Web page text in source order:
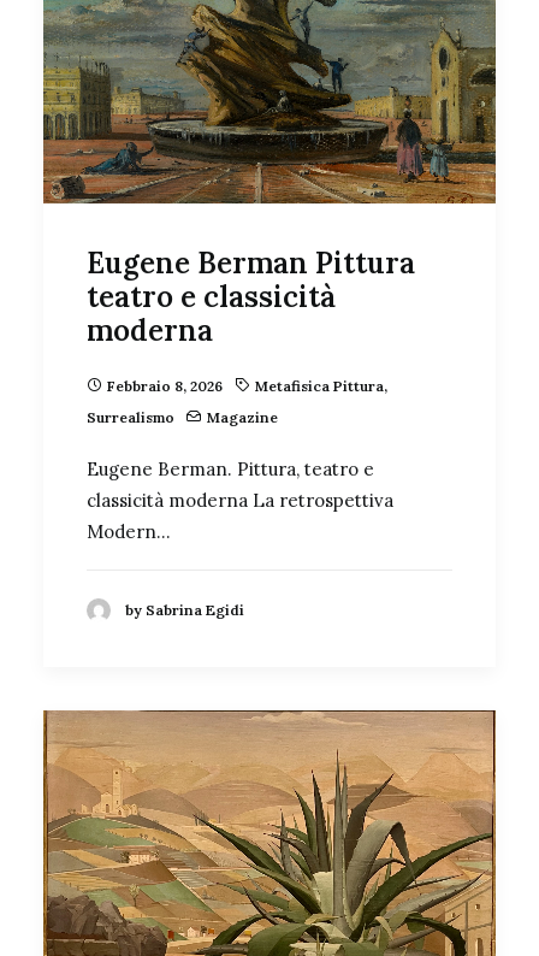
Eugene Berman Pittura
teatro e classicità
moderna
Febbraio 8, 2026 Metafisica Pittura,
Surrealismo
Magazine
Eugene Berman. Pittura, teatro e
classicità moderna La retrospettiva
Modern…
by Sabrina Egidi